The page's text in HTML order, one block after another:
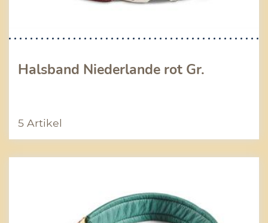
Halsband Niederlande rot Gr.
5 Artikel